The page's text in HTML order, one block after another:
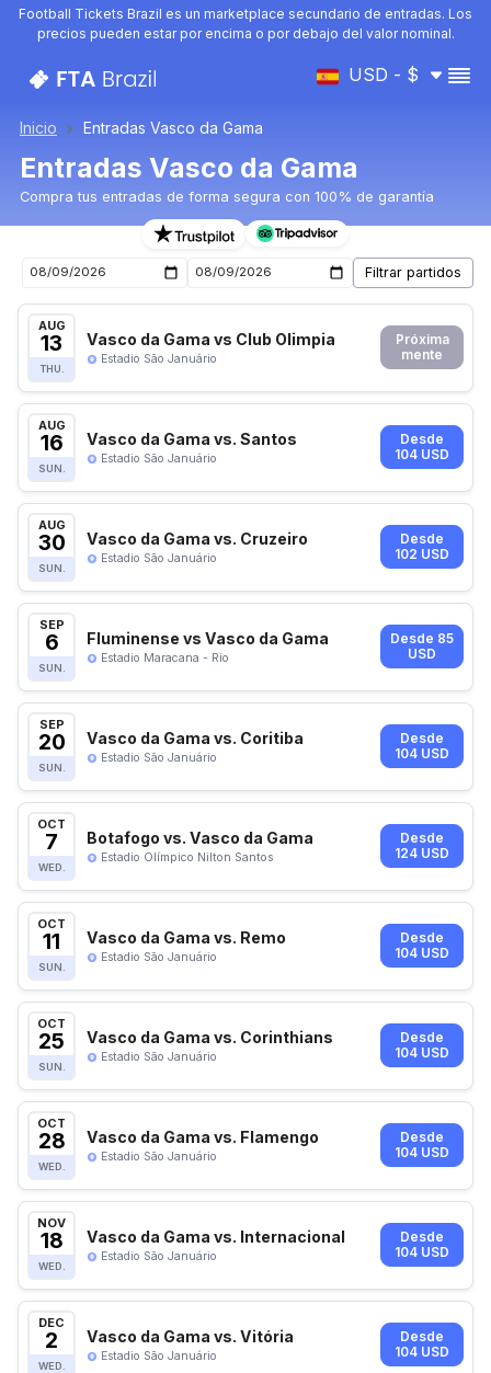
Football Tickets Brazil es un marketplace secundario de entradas. Los
precios pueden estar por encima o por debajo del valor nominal.
USD - $
Inicio Entradas Vasco da Gama
Entradas Vasco da Gama
Compra tus entradas de forma segura con 100% de garantía
Entradas para el próximo partido de Vasco da Gama
AUG
13
THU.
Vasco da Gama vs Club Olimpia
Estadio São Januário
Próxima
mente
AUG
16
SUN.
Vasco da Gama vs. Santos
Estadio São Januário
Desde
104 USD
AUG
30
SUN.
Vasco da Gama vs. Cruzeiro
Estadio São Januário
Desde
102 USD
SEP
6
SUN.
Fluminense vs Vasco da Gama
Estadio Maracana - Rio
Desde 85
USD
SEP
20
SUN.
Vasco da Gama vs. Coritiba
Estadio São Januário
Desde
104 USD
OCT
7
WED.
Botafogo vs. Vasco da Gama
Estadio Olímpico Nilton Santos
Desde
124 USD
OCT
11
SUN.
Vasco da Gama vs. Remo
Estadio São Januário
Desde
104 USD
OCT
25
SUN.
Vasco da Gama vs. Corinthians
Estadio São Januário
Desde
104 USD
OCT
28
WED.
Vasco da Gama vs. Flamengo
Estadio São Januário
Desde
104 USD
NOV
18
WED.
Vasco da Gama vs. Internacional
Estadio São Januário
Desde
104 USD
DEC
2
WED.
Vasco da Gama vs. Vitória
Estadio São Januário
Desde
104 USD